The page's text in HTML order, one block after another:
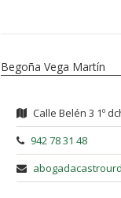
Begoña Vega Martín
Calle Belén 3 1º
942 78 31 48